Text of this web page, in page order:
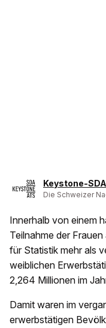
Keystone-SDA
Die Schweizer
Innerhalb von einem
Teilnahme der
für Statistik mehr als
weiblichen
2,264 Millionen im
Damit waren im
erwerbstätigen